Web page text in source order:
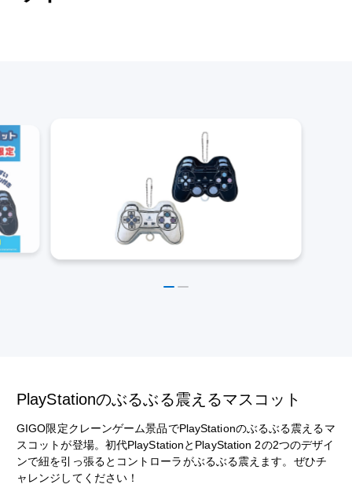
PlayStationのぶるぶる震えるマスコット
GIGO限定クレーンゲーム景品でPlayStationのぶるぶる震えるマ
スコットが登場。初代PlayStationとPlayStation 2の2つのデザイ
ンで紐を引っ張るとコントローラがぶるぶる震えます。ぜひチ
ャレンジしてください！